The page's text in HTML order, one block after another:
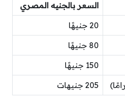
السعر بالجنيه المصري
20 جنيهًا
80 جنيهًا
150 جنيهًا
205 جنيهات